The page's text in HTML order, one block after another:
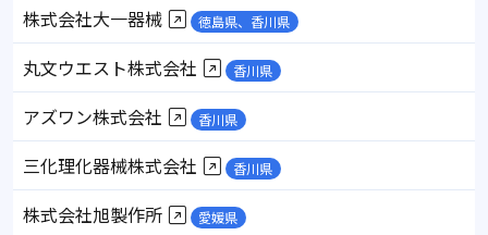
株式会社大一器械 徳島県、香川県
丸文ウエスト株式会社 香川県
アズワン株式会社 香川県
三化理化器械株式会社 香川県
株式会社旭製作所 愛媛県